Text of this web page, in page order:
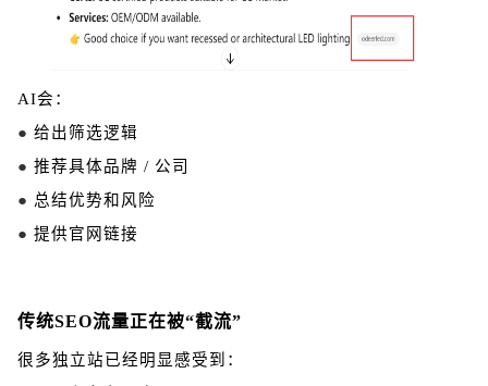
AI会：
● 给出筛选逻辑
● 推荐具体品牌 / 公司
● 总结优势和风险
● 提供官网链接
传统SEO流量正在被“截流”
很多独立站已经明显感受到：